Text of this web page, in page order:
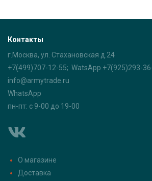
Контакты
г.Москва, ул. Стахановская д.24
+7(499)707-12-55; WatsApp +7(925)293-
info@armytrade.ru
WhatsApp
пн-пт: с 9-00 до 19-00
О магазине
Доставка